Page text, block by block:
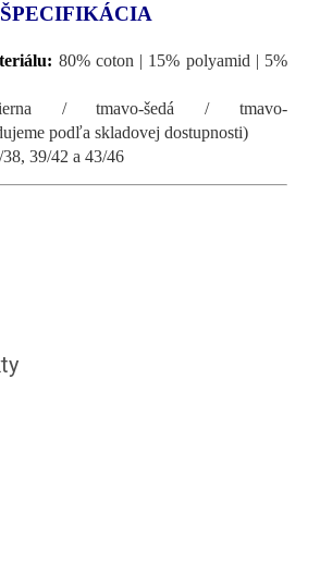
80% coton | 15% polyamid | 5%
/ tmavo-šedá /tmavo-
podľa skladovej dostupnosti)
39/42 a 43/46